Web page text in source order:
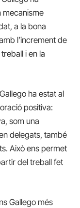
mecanisme
a la bona
l’increment de
i en la
ha estat al
positiva:
som una
delegats, també
Això ens permet
del treball fet
Gallego més